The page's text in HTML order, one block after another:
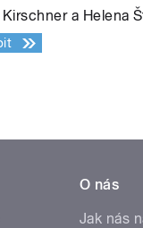
Kirschner a Helena
O nás
Jak nás